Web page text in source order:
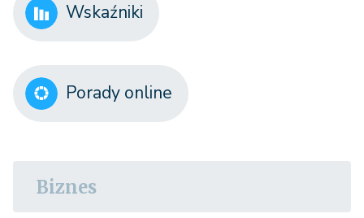
Wskaźniki
Porady online
Biznes